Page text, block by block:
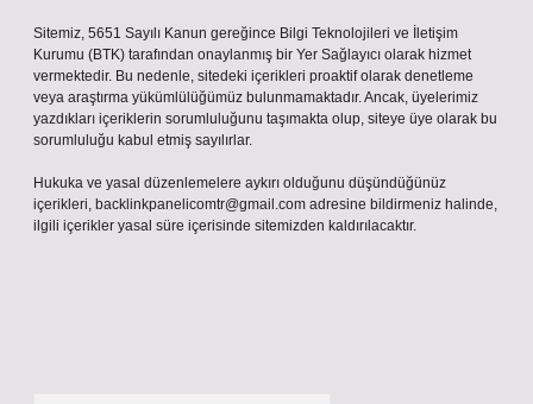
Sitemiz, 5651 Sayılı Kanun gereğince Bilgi Teknolojileri ve İletişim
Kurumu (BTK) tarafından onaylanmış bir Yer Sağlayıcı olarak hizmet
vermektedir. Bu nedenle, sitedeki içerikleri proaktif olarak denetleme
veya araştırma yükümlülüğümüz bulunmamaktadır. Ancak, üyelerimiz
yazdıkları içeriklerin sorumluluğunu taşımakta olup, siteye üye olarak bu
sorumluluğu kabul etmiş sayılırlar.
Hukuka ve yasal düzenlemelere aykırı olduğunu düşündüğünüz
içerikleri, backlinkpanelicomtr@gmail.com adresine bildirmeniz halinde,
ilgili içerikler yasal süre içerisinde sitemizden kaldırılacaktır.